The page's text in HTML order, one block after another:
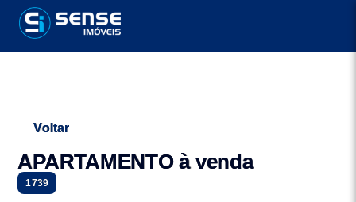
Voltar
APARTAMENTO à venda
1739